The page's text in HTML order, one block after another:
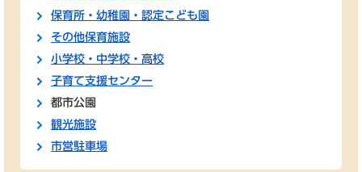
保育所・幼稚園・認定こども園
その他保育施設
小学校・中学校・高校
子育て支援センター
都市公園
観光施設
市営駐車場